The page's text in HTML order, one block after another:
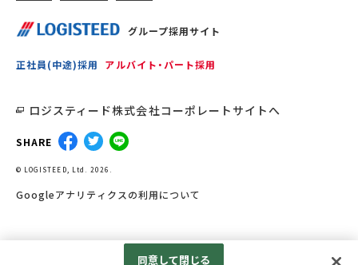
グループ採用サイト
正社員(中途)採用 アルバイト・パート採用
ロジスティード株式会社コーポレートサイトへ
SHARE
© LOGISTEED, Ltd. 2026.
Googleアナリティクスの利用について
同意して閉じる